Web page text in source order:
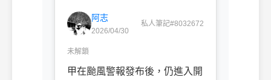
阿志
2026/04/30
私人筆記#8032672
未解鎖
甲在颱風警報發布後，仍進入開